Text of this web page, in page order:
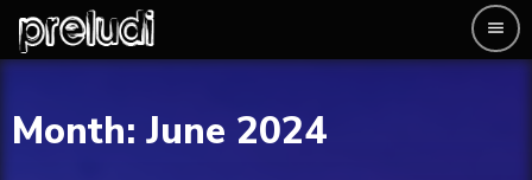
menu
Month: June 2024